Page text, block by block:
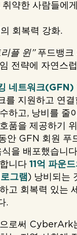
약한 사람들에
회복력 강화.
리플 윈”푸드뱅크
전략에 자연스
네트워크(GFN)
를 지원하고 연결
하고, 낭비를 줄
품을 제공하기
안 GFN 회원 푸
을 배포했습니
니다11억 파운
그램) 낭비되는
고 회복력 있는
.
로써 CyberArk